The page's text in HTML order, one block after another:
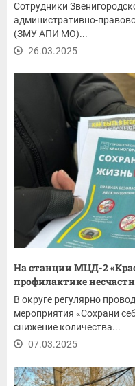
Сотрудники
административно-
(ЗМУ АПИ МО)...
26.03.2025
На станции МЦД-2
профилактике
В округе регулярно
мероприятия «Сохрани
снижение количества...
07.03.2025